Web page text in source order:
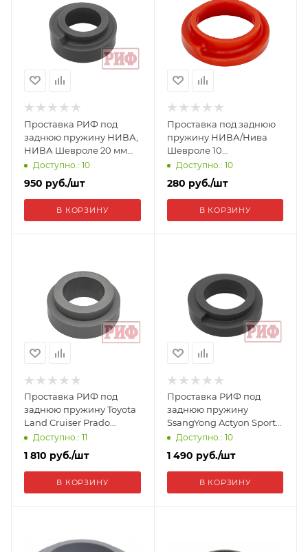
Проставка РИФ под
заднюю пружину НИВА,
НИВА Шевроле 20 мм
полиуретан CS435-20
Доступно.: 10
950 руб./шт
В КОРЗИНУ
Проставка под заднюю
пружину НИВА/Нива
Шевроле 10
мм,полиуретан 2101-
2912652-10
Доступно.: 10
280 руб./шт
В КОРЗИНУ
Проставка РИФ под
заднюю пружину Toyota
Land Cruiser Prado
120,150 30 мм
полиуретан CS455-30
Доступно.: 11
1 810 руб./шт
В КОРЗИНУ
Проставка РИФ под
заднюю пружину
SsangYong Actyon Sports,
Korando, Kyron, Musso,
Rexton 30 мм CS475-30
Доступно.: 10
1 490 руб./шт
В КОРЗИНУ